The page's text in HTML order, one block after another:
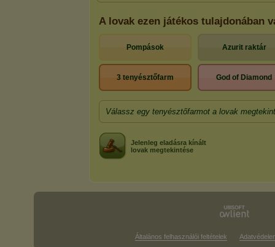
A lovak ezen játékos tulajdonában
Pompások Azurit raktár
3 tenyésztőfarm God of Diamond
Válassz egy tenyésztőfarmot a lovak
Jelenleg eladásra kínált
lovak megtekintése
Általános felhasználói feltételek